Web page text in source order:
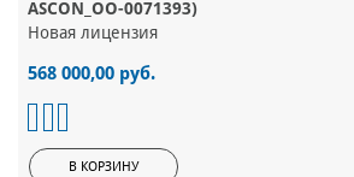
ASCON_ОО-0071393)
Новая лицензия
568 000,00 руб.
В КОРЗИНУ